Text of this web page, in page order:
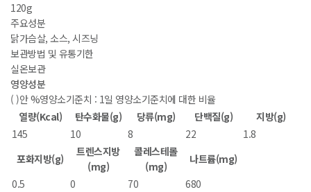
120g
주요성분
닭가슴살, 소스, 시즈닝
보관방법 및 유통기한
실온보관
영양성분
( )안 %영양소기준치 : 1일 영양소기준치에 대한 비율
열량(Kcal)
탄수화물(g) 당류(mg) 단백질(g)
지방(g)
145
10 8 22
1.8
포화지방(g)
트렌스지방
(mg)
콜레스테롤
(mg)
나트륨(mg)
0.5
0 70
680